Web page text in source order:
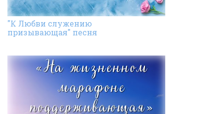
"К Любви служению
призывающая" песня